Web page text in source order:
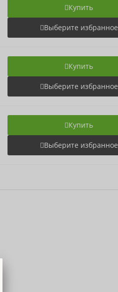
Купить
Выберите избранное
Купить
Выберите избранное
Купить
Выберите избранное